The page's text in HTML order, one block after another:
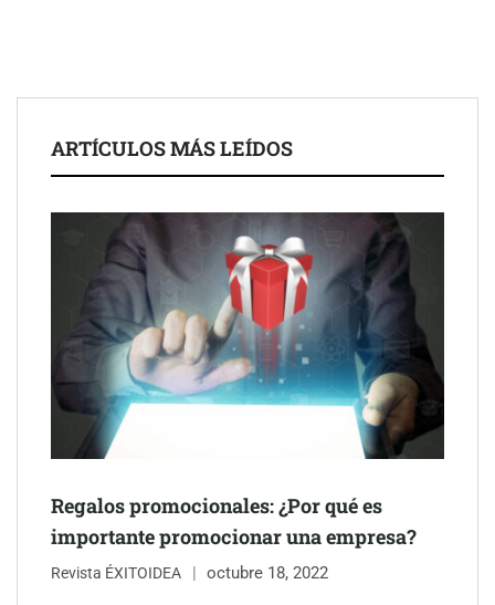
NOVA: innovación y diseño que transforman espacios de la
mano de Tormo Franquicias
ARTÍCULOS MÁS LEÍDOS
Regalos promocionales: ¿Por qué es
importante promocionar una empresa?
Revista ÉXITOIDEA octubre 18, 2022